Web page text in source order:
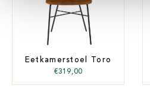
Eetkamerstoel Toro
€319,00